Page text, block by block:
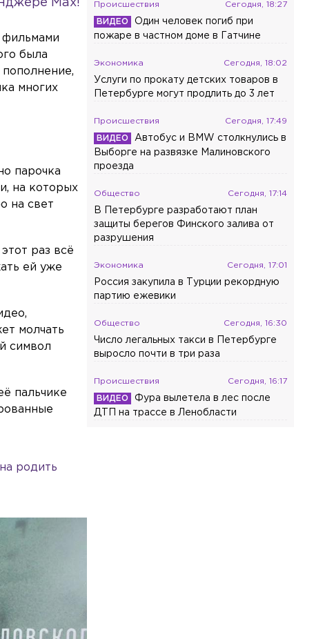
Max!
фильмами
была
многих
парочка
на которых
на свет
раз всё
ей уже
молчать
символ
пальчике
родить
Происшествия Сегодня, 18:27
Один человек погиб при
пожаре в частном доме в Гатчине
Экономика Сегодня, 18:02
Услуги по прокату детских товаров в
Петербурге могут продлить до 3 лет
Происшествия Сегодня, 17:49
Автобус и BMW столкнулись в
Выборге на развязке Малиновского
проезда
Общество Сегодня, 17:14
В Петербурге разработают план
защиты берегов Финского залива от
разрушения
Экономика Сегодня, 17:01
Россия закупила в Турции рекордную
партию ежевики
Общество Сегодня, 16:30
Число легальных такси в Петербурге
выросло почти в три раза
Происшествия Сегодня, 16:17
Фура вылетела в лес после
ДТП на трассе в Ленобласти